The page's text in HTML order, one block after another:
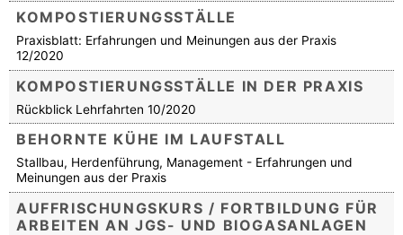
KOMPOSTIERUNGSSTÄLLE
Praxisblatt: Erfahrungen und Meinungen aus der Praxis
12/2020
KOMPOSTIERUNGSSTÄLLE IN DER PRAXIS
Rückblick Lehrfahrten 10/2020
BEHORNTE KÜHE IM LAUFSTALL
Stallbau, Herdenführung, Management - Erfahrungen und
Meinungen aus der Praxis
AUFFRISCHUNGSKURS / FORTBILDUNG FÜR
ARBEITEN AN JGS- UND BIOGASANLAGEN